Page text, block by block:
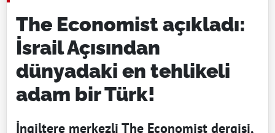
The Economist açıkladı:
İsrail Açısından
dünyadaki en tehlikeli
adam bir Türk!
İngiltere merkezli The Economist dergisi,